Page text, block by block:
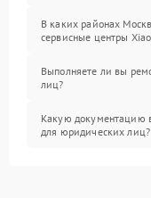
В каких районах
сервисные центры
Выполняете ли вы
лиц?
Какую документацию
для юридических лиц?